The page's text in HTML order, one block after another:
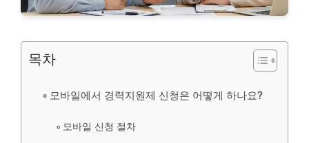
목차
모바일에서 경력지원제 신청은 어떻게 하나요?
모바일 신청 절차